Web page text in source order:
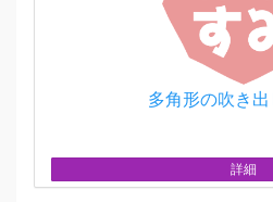
多角形の吹き
詳細